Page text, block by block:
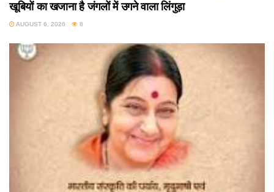
खूबियों का खजाना है जंगलों में उगने वाला लिंगुड़ा
AUGUST 6, 2026 8